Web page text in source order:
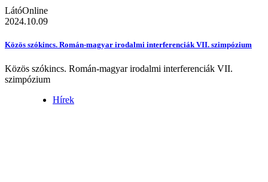
LátóOnline
2024.10.09
Közös szókincs. Román-magyar irodalmi interferenciák VII. szimpózium
Közös szókincs. Román-magyar irodalmi interferenciák VII.
szimpózium
Hírek